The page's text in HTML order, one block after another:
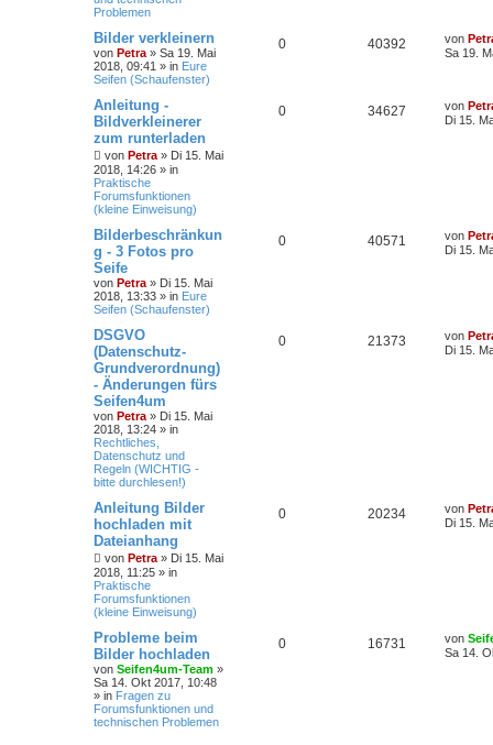
Problemen
Bilder verkleinern
von Petra » Sa 19. Mai
2018, 09:41 » in Eure
Seifen (Schaufenster)
0 40392 von
Sa 19.
Anleitung -
Bildverkleinerer
zum runterladen
von Petra » Di 15. Mai
2018, 14:26 » in
Praktische
Forumsfunktionen
(kleine Einweisung)
0 34627 von
Di 15.
Bilderbeschränkun
g - 3 Fotos pro
Seife
von Petra » Di 15. Mai
2018, 13:33 » in Eure
Seifen (Schaufenster)
0 40571 von
Di 15.
DSGVO
(Datenschutz-
Grundverordnung)
- Änderungen fürs
Seifen4um
von Petra » Di 15. Mai
2018, 13:24 » in
Rechtliches,
Datenschutz und
Regeln (WICHTIG -
bitte durchlesen!)
0 21373 von
Di 15.
Anleitung Bilder
hochladen mit
Dateianhang
von Petra » Di 15. Mai
2018, 11:25 » in
Praktische
Forumsfunktionen
(kleine Einweisung)
0 20234 von
Di 15.
Probleme beim
Bilder hochladen
von Seifen4um-Team »
Sa 14. Okt 2017, 10:48
» in Fragen zu
Forumsfunktionen und
technischen Problemen
0 16731 von
Sa 14.